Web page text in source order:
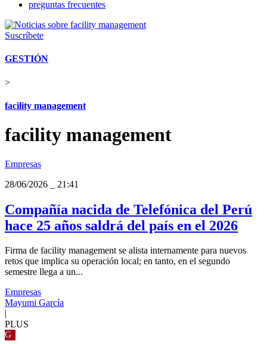
preguntas frecuentes
Suscríbete
GESTIÓN
>
facility management
facility management
Empresas
28/06/2026
21:41
Compañía nacida de Telefónica del Perú
hace 25 años saldrá del país en el 2026
Firma de facility management se alista internamente para nuevos
retos que implica su operación local; en tanto, en el segundo
semestre llega a un...
Empresas
Mayumi García
PLUS
G